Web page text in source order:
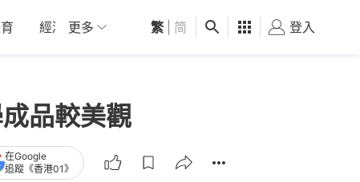
經濟 01深圳 觀點 健康 好食玩飛
更多 繁 简 登入
品較美觀
在Google
追蹤《香港01》